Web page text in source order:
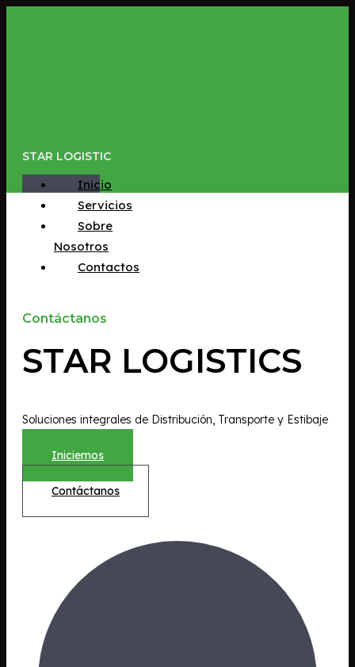
STAR LOGISTIC
Inicio
Servicios
Sobre
Nosotros
Contactos
Contáctanos
STAR LOGISTICS
Soluciones integrales de Distribución, Transporte y Estibaje
Iniciemos
Contáctanos